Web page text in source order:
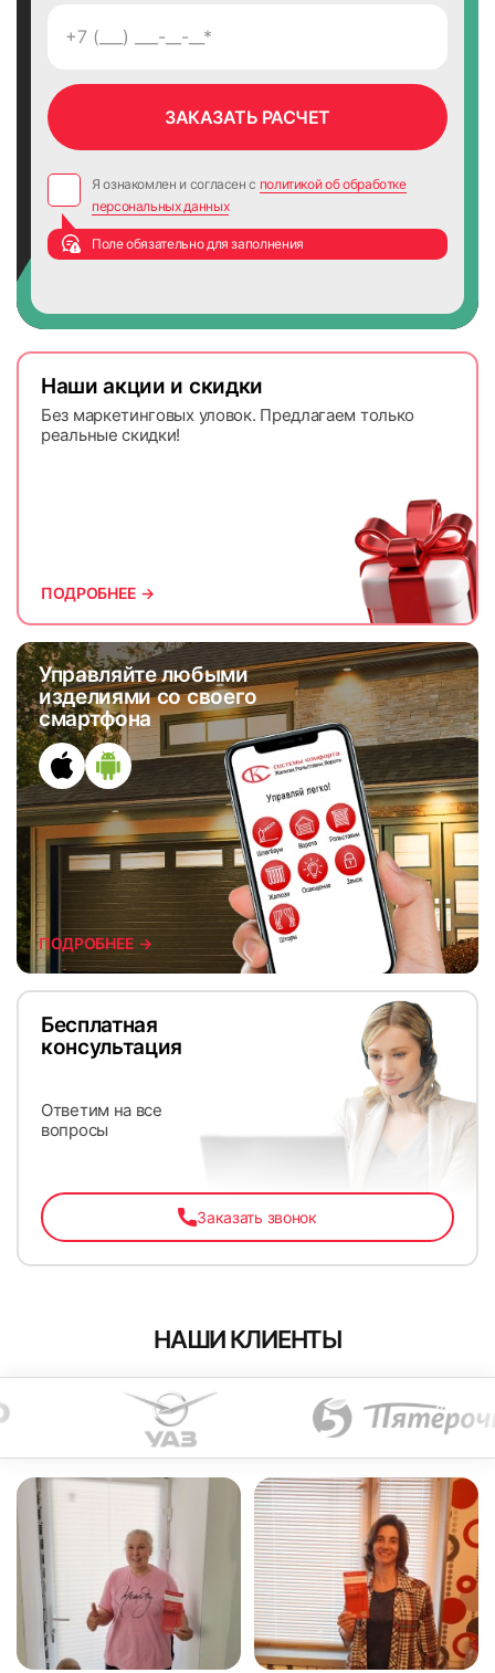
Управляйте любыми
изделиями со своего
смартфона
ПОДРОБНЕЕ →
Наши акции и скидки
Без маркетинговых уловок. Предлагаем только
реальные скидки!
ПОДРОБНЕЕ →
Бесплатная
консультация
Ответим на все
вопросы
Заказать звонок
Я ознакомлен и согласен с политикой об обработке
персональных данных
Поле обязательно для заполнения
НАШИ КЛИЕНТЫ